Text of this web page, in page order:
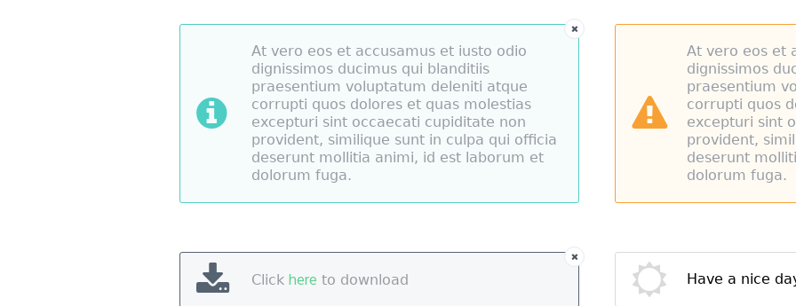
At vero eos et accusamus et iusto odio
dignissimos ducimus qui blanditiis
praesentium voluptatum deleniti atque
corrupti quos dolores et quas molestias
excepturi sint occaecati cupiditate non
provident, similique sunt in culpa qui officia
deserunt mollitia animi, id est laborum et
dolorum fuga.
At vero eos et
dignissimos
praesentium
corrupti quos
excepturi sint
provident,
deserunt
dolorum fuga.
Clickhere to download Have a nice